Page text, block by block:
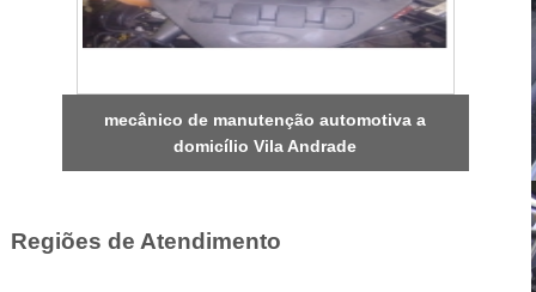
mecânico de manutenção automotiva a
domicílio Vila Andrade
Regiões de Atendimento